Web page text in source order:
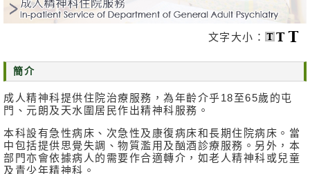
康
資
消
息
及
活
動
關
文字大小：
簡介
成人精神科提供住院治療服務，為年齡介乎18至65歲的屯
門、元朗及天水圍居民作出精神科服務。
本科設有急性病床、次急性及康復病床和長期住院病床。當
中包括提供思覺失調、物質濫用及酗酒診療服務。另外，本
部門亦會依據病人的需要作合適轉介，如老人精神科或兒童
及青少年精神科。